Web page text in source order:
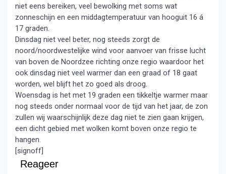
niet eens bereiken, veel bewolking met soms wat
zonneschijn en een middagtemperatuur van hooguit 16 á
17 graden.
Dinsdag niet veel beter, nog steeds zorgt de
noord/noordwestelijke wind voor aanvoer van frisse lucht
van boven de Noordzee richting onze regio waardoor het
ook dinsdag niet veel warmer dan een graad of 18 gaat
worden, wel blijft het zo goed als droog.
Woensdag is het met 19 graden een tikkeltje warmer maar
nog steeds onder normaal voor de tijd van het jaar, de zon
zullen wij waarschijnlijk deze dag niet te zien gaan krijgen,
een dicht gebied met wolken komt boven onze regio te
hangen.
[signoff]
Reageer